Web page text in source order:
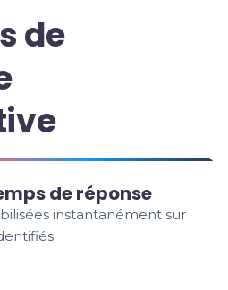
de
de réponse
instantanément sur